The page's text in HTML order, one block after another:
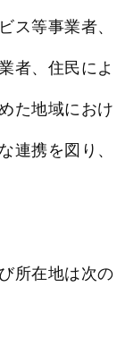
ス等事業者、
者、住民によ
た地域におけ
連携を図り、
所在地は次の